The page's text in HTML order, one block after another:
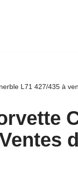
L71 427/435 à